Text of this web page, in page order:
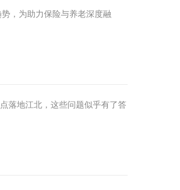
，为助力保险与养老深度融
落地江北，这些问题似乎有了答